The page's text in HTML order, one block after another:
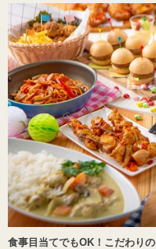
食事目当てでもOK！こだわり